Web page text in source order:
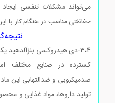
می‌تواند مشکلات تنفسی ایجاد
حفاظتی مناسب در هنگام کار با
3،4-دی هیدروکسی بنزآلدهید یک
گسترده در صنایع مختلف
ضدمیکروبی و ضدالتهابی این
تولید داروها، مواد غذایی و